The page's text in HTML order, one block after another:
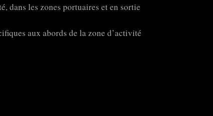
dans les zones portuaires et en sortie
aux abords de la zone d’activité